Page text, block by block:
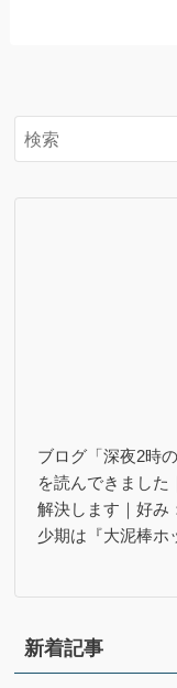
ブログ「深夜2時
を読んできました
解決します｜好み
少期は『大泥棒ホ
新着記事